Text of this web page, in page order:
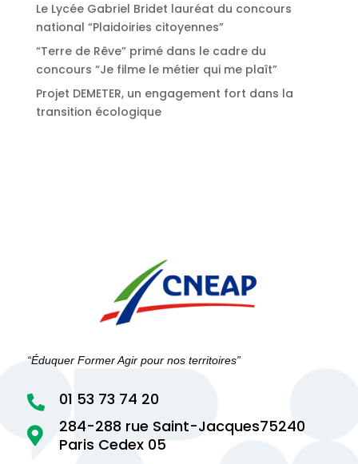
Le Lycée Gabriel Bridet lauréat du concours
national “Plaidoiries citoyennes”
“Terre de Rêve” primé dans le cadre du
concours “Je filme le métier qui me plaît”
Projet DEMETER, un engagement fort dans la
transition écologique
“Éduquer Former Agir pour nos territoires”


284-288 rue Saint-Jacques75240
Paris Cedex 05
01 53 73 74 20